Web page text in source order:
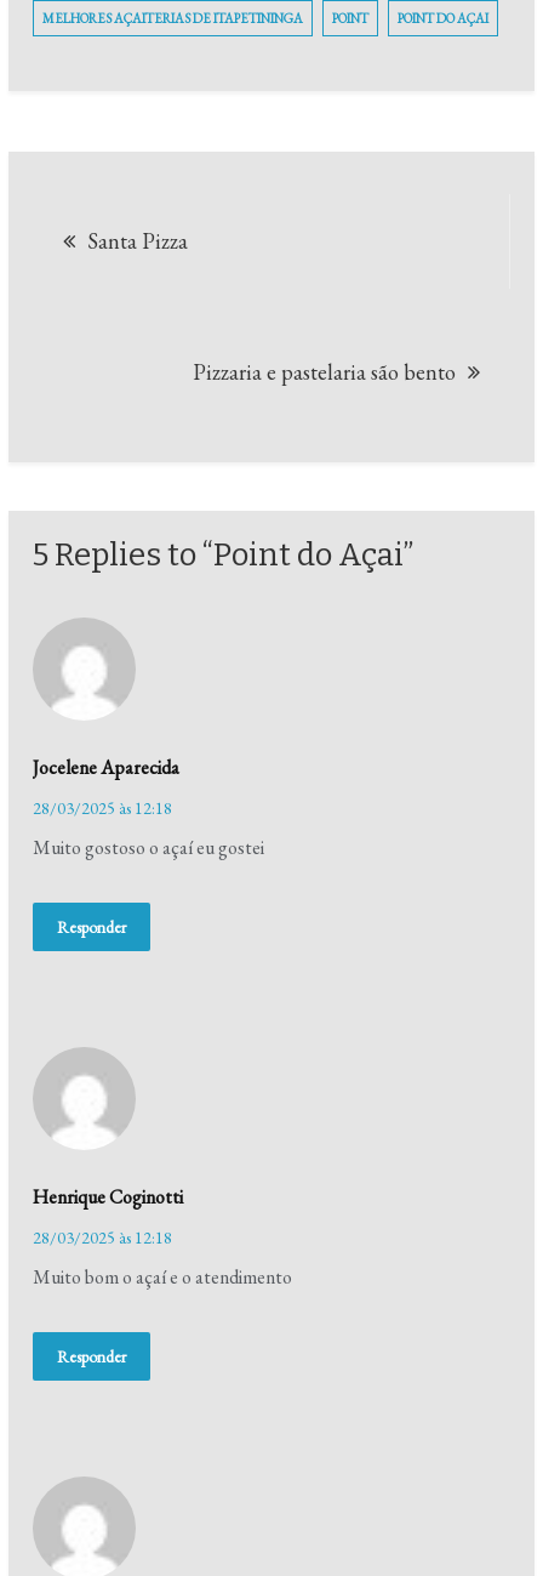
MELHORES AÇAITERIAS DE ITAPETININGA POINT POINT DO AÇAI
Santa Pizza
Pizzaria e pastelaria são bento
5 Replies to “Point do Açai”
Jocelene Aparecida
28/03/2025 às 12:18
Muito gostoso o açaí eu gostei
Responder
Henrique Coginotti
28/03/2025 às 12:18
Muito bom o açaí e o atendimento
Responder